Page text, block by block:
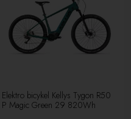
Elektro bicykel Kellys Tygon R50
P Magic Green 29 820Wh